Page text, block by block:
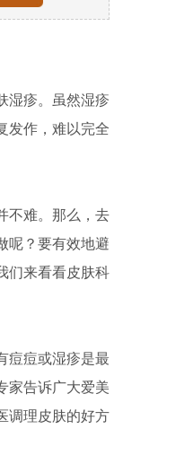
疹。虽然湿疹
发作，难以完全
不难。那么，去
呢？要有效地避
们来看看皮肤科
痘或湿疹是最
家告诉广大爱美
调理皮肤的好方